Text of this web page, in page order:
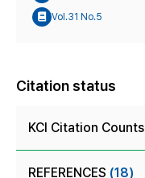
Vol.31 No.5
Citation status
KCI Citation Counts
REFERENCES (18)